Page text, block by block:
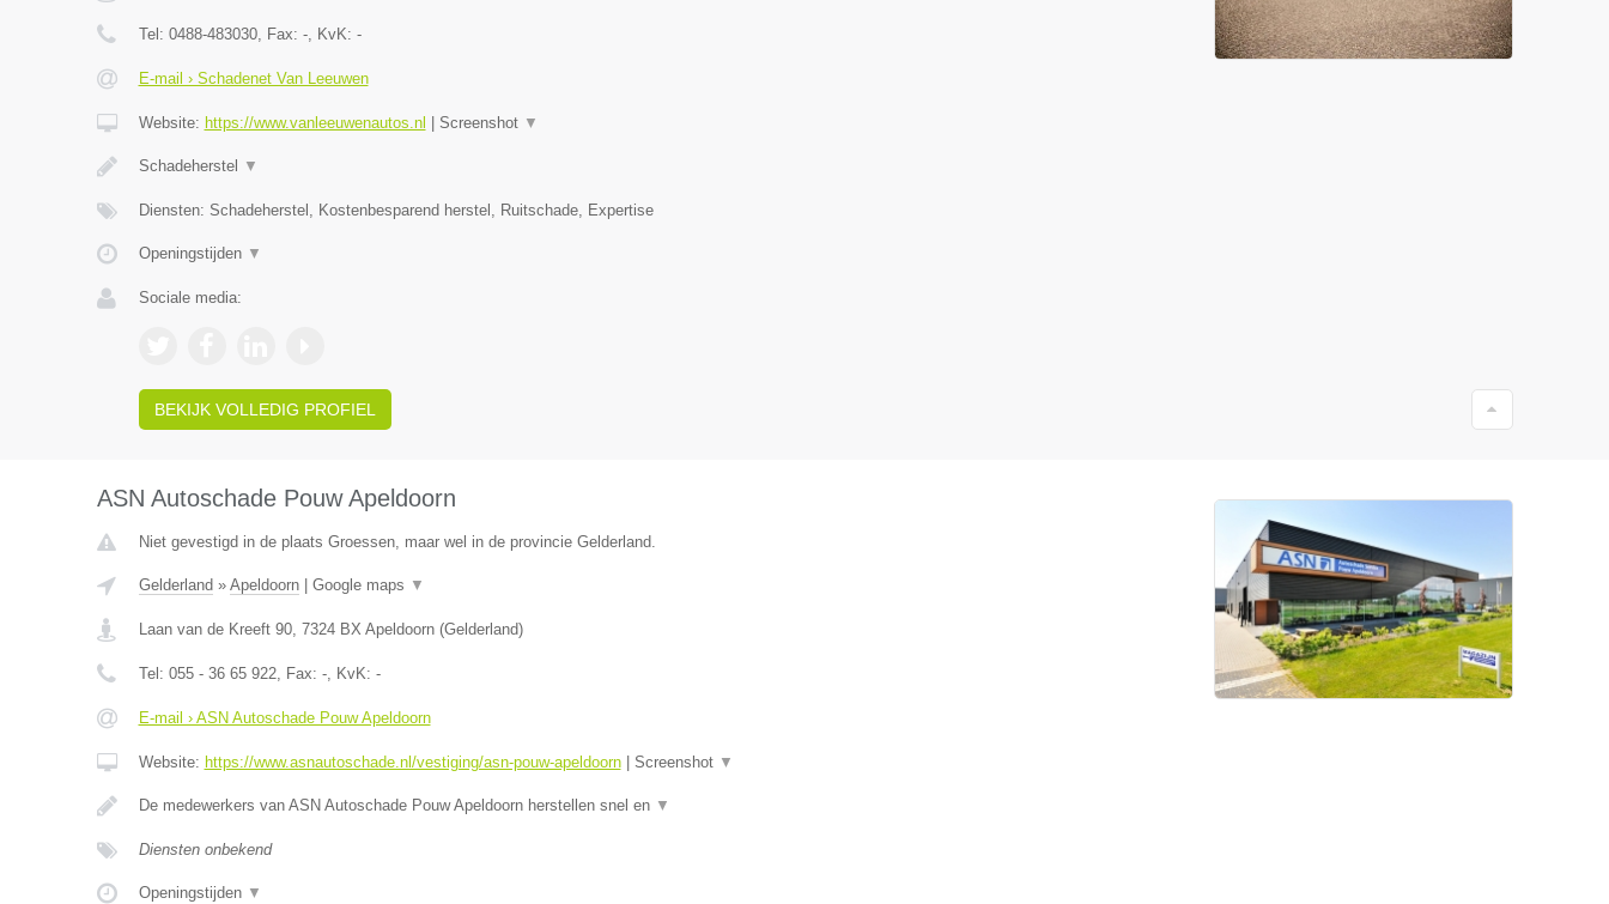
Tel: 0488-483030, Fax: -, KvK: -
E-mail › Schadenet Van Leeuwen
Website: https://www.vanleeuwenautos.nl Screenshot ▼
Schadeherstel ▼
Diensten: Schadeherstel, Kostenbesparend herstel, Ruitschade, Expertise
Openingstijden ▼
Sociale media:
BEKIJK VOLLEDIG PROFIEL
ASN Autoschade Pouw Apeldoorn
Niet gevestigd in de plaats Groessen, maar wel in de provincie Gelderland.
Gelderland » Apeldoorn| Google maps ▼
Laan van de Kreeft 90, 7324 BX Apeldoorn(Gelderland)
Tel: 055 - 36 65 922, Fax: -, KvK: -
E-mail › ASN Autoschade Pouw Apeldoorn
Website: https://www.asnautoschade.nl/vestiging/asn-pouw-apeldoorn| Screenshot ▼
De medewerkers van ASN Autoschade Pouw Apeldoorn herstellen snel en ▼
Diensten onbekend
Openingstijden ▼